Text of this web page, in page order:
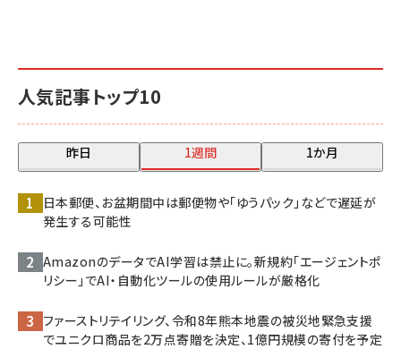
人気記事トップ10
昨日 1週間 1か月
日本郵便、お盆期間中は郵便物や「ゆうパック」などで遅延が
発生する可能性
AmazonのデータでAI学習は禁止に。新規約「エージェントポ
リシー」でAI・自動化ツールの使用ルールが厳格化
ファーストリテイリング、令和8年熊本地震の被災地緊急支援
でユニクロ商品を2万点寄贈を決定、1億円規模の寄付を予定